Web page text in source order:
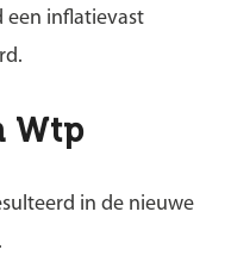
een inflatievast
Wtp
in de nieuwe